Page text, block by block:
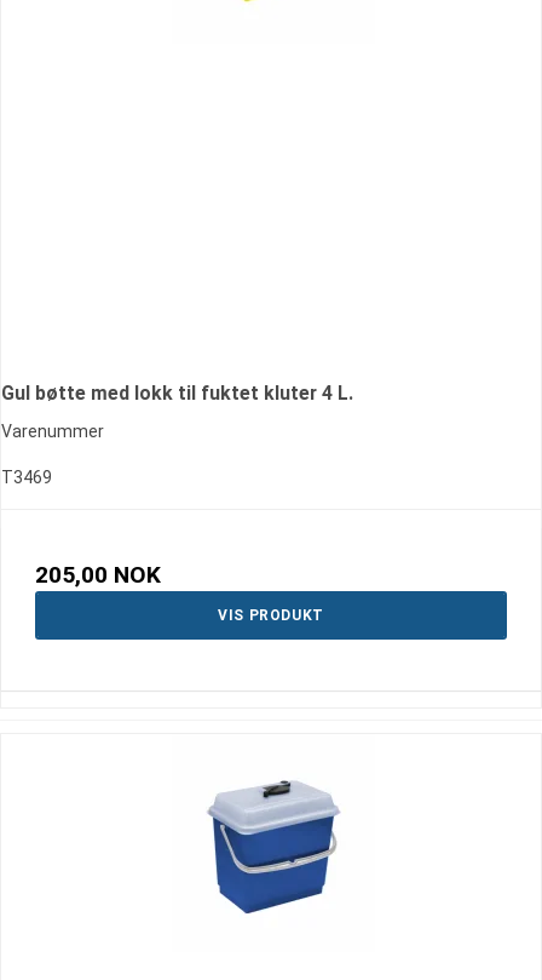
Gul bøtte med lokk til fuktet kluter 4 L.
Varenummer
T3469
205,00 NOK
VIS PRODUKT